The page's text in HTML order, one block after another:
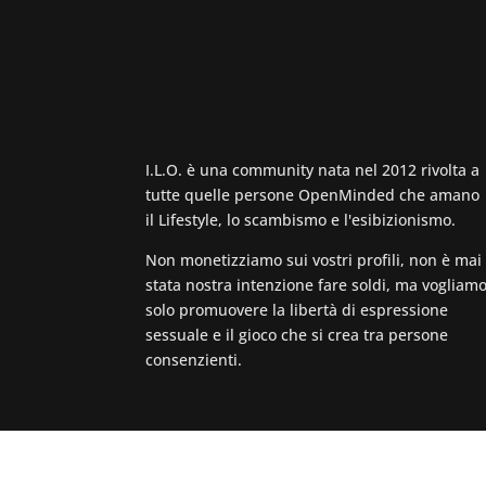
I.L.O. è una community nata nel 2012 rivolta a
tutte quelle persone OpenMinded che amano
il Lifestyle, lo scambismo e l'esibizionismo.
Non monetizziamo sui vostri profili, non è mai
stata nostra intenzione fare soldi, ma vogliamo
solo promuovere la libertà di espressione
sessuale e il gioco che si crea tra persone
consenzienti.